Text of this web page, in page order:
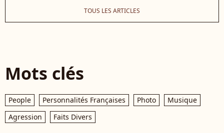
TOUS LES ARTICLES
Mots clés
People Personnalités Françaises Photo
Musique
Agression
Faits Divers